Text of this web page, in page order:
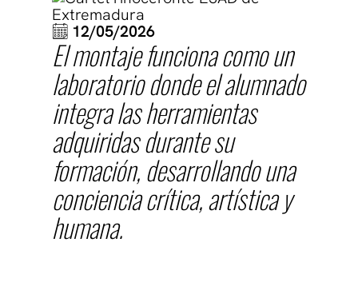
12/05/2026
El montaje funciona como un
laboratorio donde el alumnado
integra las herramientas
adquiridas durante su
formación, desarrollando una
conciencia crítica, artística y
humana.